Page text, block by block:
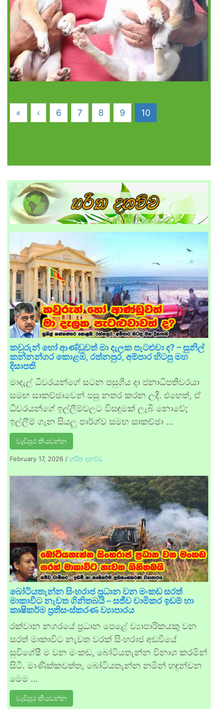
« ‹ 6 7 8 9 10
කවුරුන් හෝ ආණ්ඩුවත් මා දැලක පැටළුවා ද? – සුනිල්
කන්නන්ගර කොළඹ, රත්නපුර, අම්පාර හිටපු මහ
දිසාපති
මාදැල් ධීවරයන්ගේ සටන පසුගිය දා ජනාධිපතිවරයා
සමඟ සාකච්ඡාවෙන් පසු නතර කරන ලදී. එහෙත්, ඒ
ධීවරයන්ගේ ඉල්ලීම්වලට විසඳුමක් ලැබී නොවේ;
ඉල්ලීම් ගැන සියලු පාර්ශ්ව සමඟ සාකච්ඡා …
වැඩිපුර කියවන්න
February 17, 2026 / හරිත දනව්ව
බෝටියතැන්න සිංහරාජ ප්‍රධාන වන මංකඩ සරත්
මාකාවිට නැවත ගිනිතබයි – සජීව චාමිකර ඉඩම් හා
කෘෂිකර්ම ප්‍රතිසංස්කරණ ව්‍යාපාරය
රක්වාන නගරයේ ප්‍රධාන පෙළේ ව්‍යාපාරිකයකු වන
සරත් මාකාවිට නැවත වරක් සිංහරාජ අඩවියේ
සුවිශේෂී ම වන මංකඩ, බෝටියතැන්න විනාශ කරමින්
සිටී. මාණික්කවත්ත, බෝටියතැන්න නමින් හඳුන්වන
මෙම …
වැඩිපුර කියවන්න